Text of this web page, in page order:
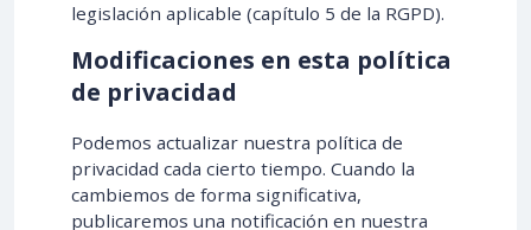
legislación aplicable (capítulo 5 de la RGPD).
Modificaciones en esta política
de privacidad
Podemos actualizar nuestra política de
privacidad cada cierto tiempo. Cuando la
cambiemos de forma significativa,
publicaremos una notificación en nuestra